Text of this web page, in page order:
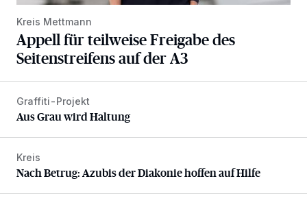
Kreis Mettmann
Appell für teilweise Freigabe des
Seitenstreifens auf der A3
Aus Grau wird Haltung
Graffiti-Projekt
Aus Grau wird Haltung
Nach Betrug: Azubis der Diakonie hoffen auf Hilfe
Kreis
Nach Betrug: Azubis der Diakonie hoffen auf Hilfe